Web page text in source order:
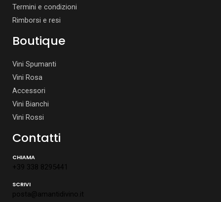
Termini e condizioni
Rimborsi e resi
Boutique
Vini Spumanti
Vini Rosa
Accessori
Vini Bianchi
Vini Rossi
Contatti
CHIAMA
+39 338 8295441
SCRIVI
posta@amantidivino.it